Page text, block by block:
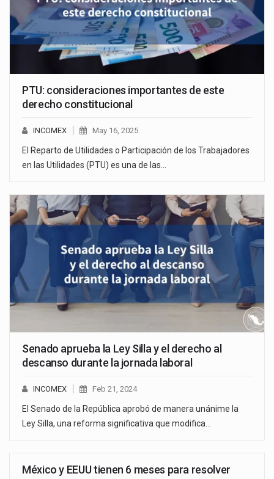
PTU: consideraciones importantes de este
derecho constitucional
INCOMEX May 16, 2025
El Reparto de Utilidades o Participación de los Trabajadores
en las Utilidades (PTU) es una de las…
Senado aprueba la Ley Silla y el derecho al
descanso durante la jornada laboral
INCOMEX Feb 21, 2024
El Senado de la República aprobó de manera unánime la
Ley Silla, una reforma significativa que modifica…
México y EEUU tienen 6 meses para resolver